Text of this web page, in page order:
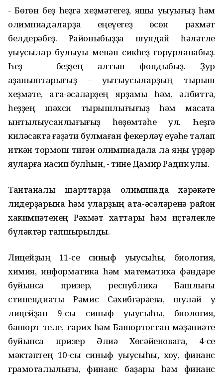
- Бөгөн беҙ һеҙгә хеҙмәтегеҙ, яҡшы уҡыуығыҙ һәм
олимпиадаларҙа еңеүегеҙ өсөн рәхмәт
белдерәбеҙ. Районыбыҙҙа шундай һәләтле
уҡыусылар булыуы менән сикһеҙ ғорурланабыҙ.
Һеҙ – беҙҙең алтын фондыбыҙ. Ҙур
ҡаҙаныштарығыҙ - уҡытыусыларҙың тырыш
хеҙмәте, ата-әсәләрҙең ярҙамы һәм, әлбиттә,
һеҙҙең шәхси тырышлығығыҙ һәм маҡсатҡа
ынтылыусанлығығыҙ һөҙөмтәһе ул. Һеҙгә
киләсәктә ғәҙәти булмаған фекерләү ҡеүәһе талап
иткән тормош тигән олимпиадала ла яңы үрҙәр
яуларға насип булһын, - тине Дамир Радик улы.
Тантаналы шарттарҙа олимпиада хәрәкәте
лидерҙарына һәм уларҙың ата-әсәләренә район
хакимиәтенең Рәхмәт хаттары һәм иҫтәлекле
бүләктәр тапшырылды.
Лицейҙың 11-се синыф уҡыусыһы, биология,
химия, информатика һәм математика фәндәре
буйынса призер, республика Башлығы
стипендиаты Рәмис Сәхибгәрәевҡа, шулай уҡ
лицейҙан 9-сы синыф уҡыусыһы, биология,
башҡорт теле, тарих һәм Башҡортостан мәҙәниәте
буйынса призер Әлиә Хөсәйеноваға, 4-се
мәктәптең 10-сы синыф уҡыусыһы, хоҡуҡ, финанс
грамоталылығы, финанс баҙары һәм финанс